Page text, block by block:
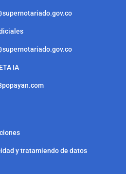
IA
y tratamiendo de datos